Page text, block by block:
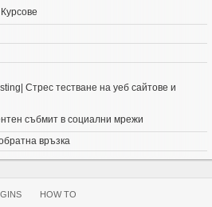
Стрес тестване на уеб сайтове и
събмит в социални мрежи
връзка
HOW TO